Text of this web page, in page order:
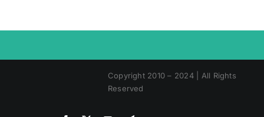
Copyright 2010 – 2024 | All Rights
Reserved